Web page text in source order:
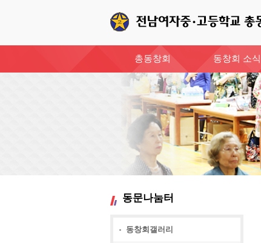
총동창회 동창회 소식
동문나눔터
동창회갤러리